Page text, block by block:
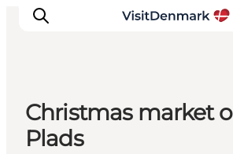
Inspiration
Christmas market
Plads